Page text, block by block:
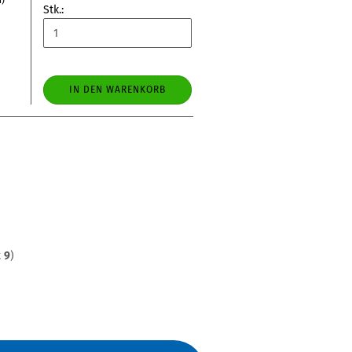
Stk.:
IN DEN WARENKORB
9)